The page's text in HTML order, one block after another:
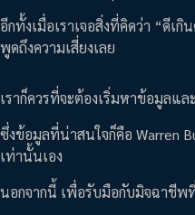
อีกทั้งเมื่อเราเจอสิ่งที่คิดว่า “ดี
พูดถึงความเสี่ยงเลย
เราก็ควรที่จะต้องเริ่มหาข้อมูลแ
ซึ่งข้อมูลที่น่าสนใจก็คือ Warren
เท่านั้นเอง
นอกจากนี้ เพื่อรับมือกับมิจฉาชีพ